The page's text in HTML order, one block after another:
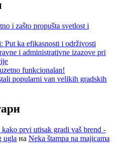
i zašto propušta svetlost i
Put ka efikasnosti i održivosti
i administrativne izazove pri
funkcionalan!
popularni van velikih gradskih
prvi utisak gradi vaš brend -
ugla на Neka štampa na majicama